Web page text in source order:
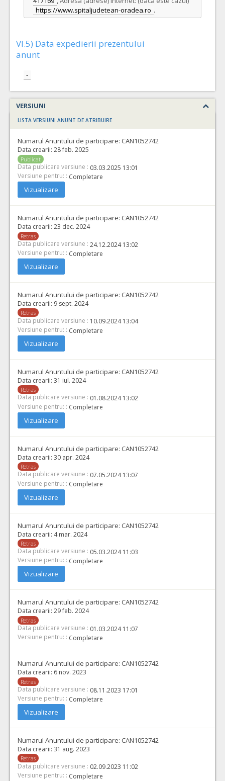
https://www.spitaljudetean-oradea.ro .
VI.5) Data expedierii prezentului
anunt
-
VERSIUNI
LISTA VERSIUNI ANUNT DE ATRIBUIRE
Numarul Anuntului de participare: CAN1052742
Data crearii: 28 feb. 2025
Publicat
Data publicare versiune : 03.03.2025 13:01
Versiune pentru: : Completare
Vizualizare
Numarul Anuntului de participare: CAN1052742
Data crearii: 23 dec. 2024
Retras
Data publicare versiune : 24.12.2024 13:02
Versiune pentru: : Completare
Vizualizare
Numarul Anuntului de participare: CAN1052742
Data crearii: 9 sept. 2024
Retras
Data publicare versiune : 10.09.2024 13:04
Versiune pentru: : Completare
Vizualizare
Numarul Anuntului de participare: CAN1052742
Data crearii: 31 iul. 2024
Retras
Data publicare versiune : 01.08.2024 13:02
Versiune pentru: : Completare
Vizualizare
Numarul Anuntului de participare: CAN1052742
Data crearii: 30 apr. 2024
Retras
Data publicare versiune : 07.05.2024 13:07
Versiune pentru: : Completare
Vizualizare
Numarul Anuntului de participare: CAN1052742
Data crearii: 4 mar. 2024
Retras
Data publicare versiune : 05.03.2024 11:03
Versiune pentru: : Completare
Vizualizare
Numarul Anuntului de participare: CAN1052742
Data crearii: 29 feb. 2024
Retras
Data publicare versiune : 01.03.2024 11:07
Versiune pentru: : Completare
Numarul Anuntului de participare: CAN1052742
Data crearii: 6 nov. 2023
Retras
Data publicare versiune : 08.11.2023 17:01
Versiune pentru: : Completare
Vizualizare
Numarul Anuntului de participare: CAN1052742
Data crearii: 31 aug. 2023
Retras
Data publicare versiune : 02.09.2023 11:02
Versiune pentru: : Completare